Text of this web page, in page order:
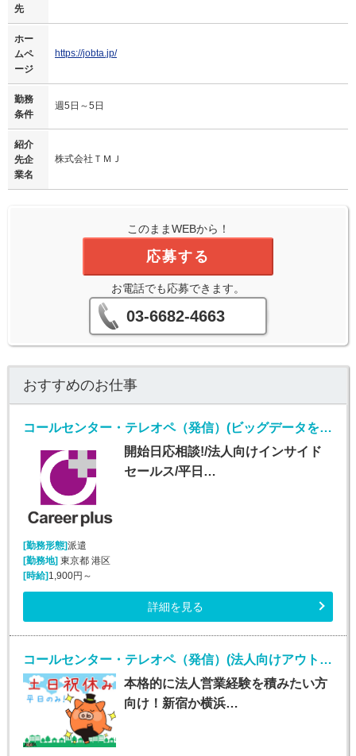
先
ホー
ムペ
ージ
https://jobta.jp/
勤務
条件
週5日～5日
紹介
先企
業名
株式会社ＴＭＪ
このままWEBから！
応募する
お電話でも応募できます。
03-6682-4663
おすすめのお仕事
コールセンター・テレオペ（発信）(ビッグデータを扱うIT企業での法人向けインサイドセールス)
開始日応相談!/法人向けインサイド
セールス/平日…
[勤務形態]派遣
[勤務地]東京都 港区
[時給]1,900円～
詳細を見る
コールセンター・テレオペ（発信）(法人向けアウトバウンド業務/週5/9~18時)
本格的に法人営業経験を積みたい方
向け！新宿か横浜…